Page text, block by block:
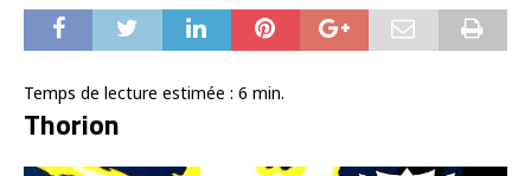
Temps de lecture estimée : 6 min.
Thorion